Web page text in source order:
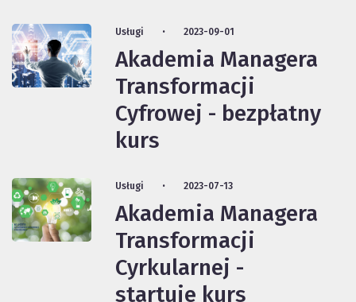
Usługi 2023-09-01
Akademia Managera
Transformacji
Cyfrowej - bezpłatny
kurs
Usługi 2023-07-13
Akademia Managera
Transformacji
Cyrkularnej -
startuje kurs